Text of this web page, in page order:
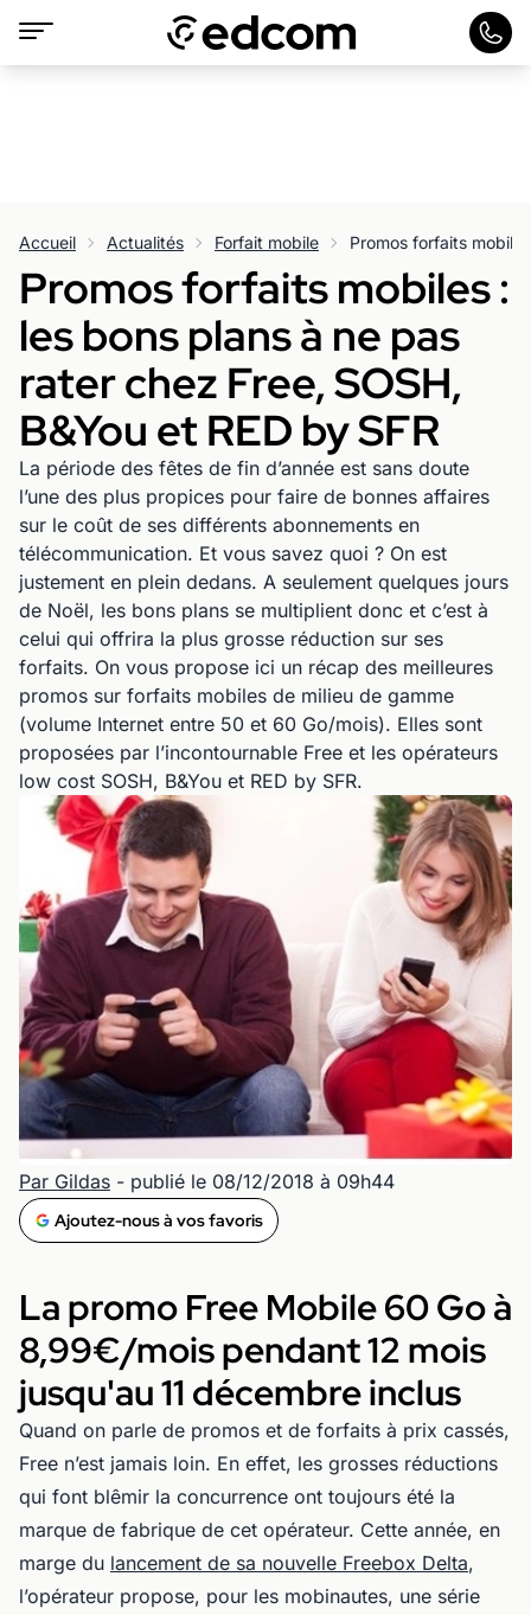
Accueil Actualités Forfait mobile
Promos forfaits mobiles :
les bons plans à ne pas
rater chez Free, SOSH,
B&You et RED by SFR
La période des fêtes de fin d’année est sans doute
l’une des plus propices pour faire de bonnes affaires
sur le coût de ses différents abonnements en
télécommunication. Et vous savez quoi ? On est
justement en plein dedans. A seulement quelques jours
de Noël, les bons plans se multiplient donc et c’est à
celui qui offrira la plus grosse réduction sur ses
forfaits. On vous propose ici un récap des meilleures
promos sur forfaits mobiles de milieu de gamme
(volume Internet entre 50 et 60 Go/mois). Elles sont
proposées par l’incontournable Free et les opérateurs
low cost SOSH, B&You et RED by SFR.
Par Gildas - publié le 08/12/2018 à 09h44
Ajoutez-nous à vos favoris
La promo Free Mobile 60 Go à
8,99€/mois pendant 12 mois
jusqu'au 11 décembre inclus
Quand on parle de promos et de forfaits à prix cassés,
Free n’est jamais loin. En effet, les grosses réductions
qui font blêmir la concurrence ont toujours été la
marque de fabrique de cet opérateur. Cette année, en
marge du lancement de sa nouvelle Freebox Delta,
l’opérateur propose, pour les mobinautes, une série